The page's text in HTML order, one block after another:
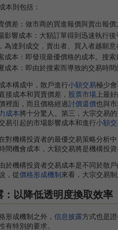
則包括：
差：做市商的買進報價與賣出報價
響成本：大額訂單得到迅速執行後
為達到成交，賣出者、買入者越願意
本：即發現最優價格的成本。搜索
本：即由於搜索而導致的交易時間
構成中，散戶進行小額交易極少
接成本和買賣價差， 股票市場 上最
裡面，而且價格經過討價還價也與
成本將十分驚人。第三，大宗交易的
易引起的市場影響成本和進行小額交
機構投資者的最優交易策略分析中
間機會成本，大額交易將是機構投
機構投資者交易成本是不同於散戶
，從價格形成機制 來看，大宗交易制
：以降低透明度換取效率
成機制之外， 信息披露方式也是
有特別的要求。